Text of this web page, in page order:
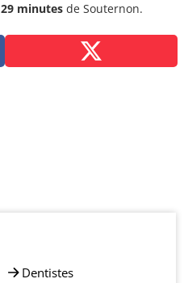
29 minutes de Souternon.
Dentistes